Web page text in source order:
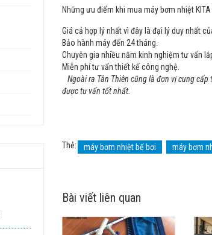
Những ưu điểm khi mua máy bơm nhiệt KITA
Giá cả hợp lý nhất vì đây là đại lý duy nhất
Bảo hành máy đến 24 tháng.
Chuyên gia nhiều năm kinh nghiệm tư vấn
Miễn phí tư vấn thiết kế công nghệ.
Ngoài ra Tân Thiên cũng là đơn vị cung cấp
được tư vấn tốt nhất.
Thẻ: máy bơm nhiệt bể bơi máy bơm
Bài viết liên quan